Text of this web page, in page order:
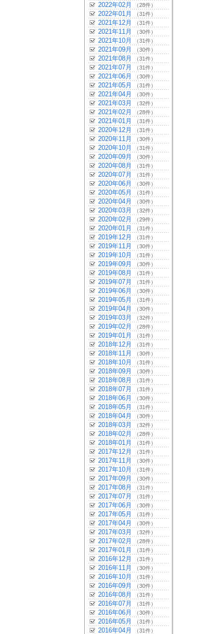
2022年02月 （28件）
2022年01月 （31件）
2021年12月 （31件）
2021年11月 （30件）
2021年10月 （31件）
2021年09月 （30件）
2021年08月 （31件）
2021年07月 （31件）
2021年06月 （30件）
2021年05月 （31件）
2021年04月 （30件）
2021年03月 （32件）
2021年02月 （28件）
2021年01月 （31件）
2020年12月 （31件）
2020年11月 （30件）
2020年10月 （31件）
2020年09月 （30件）
2020年08月 （31件）
2020年07月 （31件）
2020年06月 （30件）
2020年05月 （31件）
2020年04月 （30件）
2020年03月 （32件）
2020年02月 （29件）
2020年01月 （31件）
2019年12月 （31件）
2019年11月 （30件）
2019年10月 （31件）
2019年09月 （30件）
2019年08月 （31件）
2019年07月 （31件）
2019年06月 （30件）
2019年05月 （31件）
2019年04月 （30件）
2019年03月 （32件）
2019年02月 （28件）
2019年01月 （31件）
2018年12月 （31件）
2018年11月 （30件）
2018年10月 （31件）
2018年09月 （30件）
2018年08月 （31件）
2018年07月 （31件）
2018年06月 （30件）
2018年05月 （31件）
2018年04月 （30件）
2018年03月 （32件）
2018年02月 （28件）
2018年01月 （31件）
2017年12月 （31件）
2017年11月 （30件）
2017年10月 （31件）
2017年09月 （30件）
2017年08月 （31件）
2017年07月 （31件）
2017年06月 （30件）
2017年05月 （31件）
2017年04月 （30件）
2017年03月 （32件）
2017年02月 （28件）
2017年01月 （31件）
2016年12月 （31件）
2016年11月 （30件）
2016年10月 （31件）
2016年09月 （30件）
2016年08月 （31件）
2016年07月 （31件）
2016年06月 （30件）
2016年05月 （31件）
2016年04月 （31件）